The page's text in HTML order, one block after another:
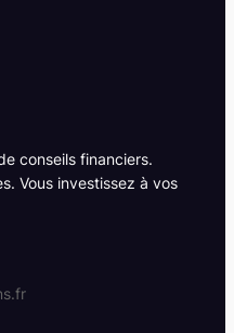
conseils financiers.
Vous investissez à vos